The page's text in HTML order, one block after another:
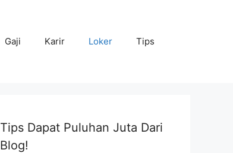
Gaji Karir Loker Tips
Tips Dapat Puluhan Juta Dari
Blog!